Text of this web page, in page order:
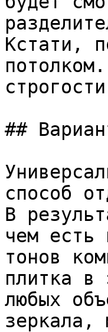
Кстати,
##
способ
В
чем есть
тонов
плитка в
любых
зеркала,